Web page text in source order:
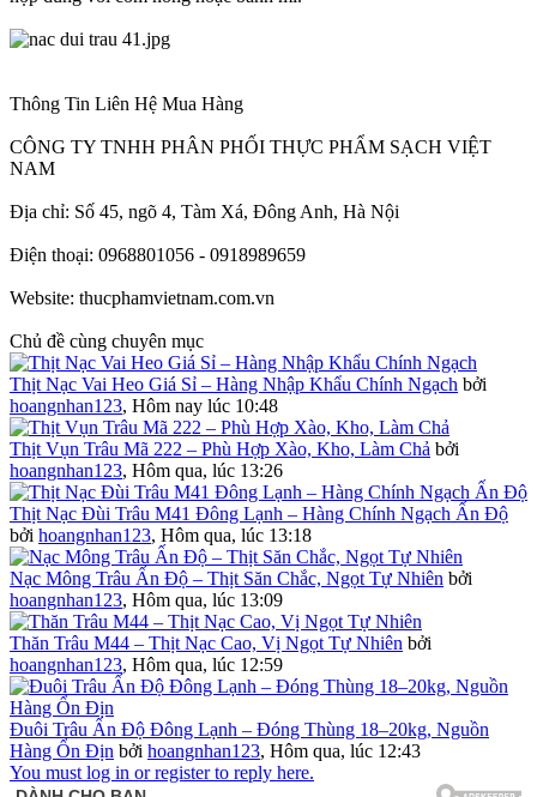
Thông Tin Liên Hệ Mua Hàng
CÔNG TY TNHH PHÂN PHỐI THỰC PHẨM SẠCH VIỆT
NAM
Địa chỉ: Số 45, ngõ 4, Tàm Xá, Đông Anh, Hà Nội
Điện thoại: 0968801056 - 0918989659
Website: thucphamvietnam.com.vn
Chủ đề cùng chuyên mục
Thịt Nạc Vai Heo Giá Sỉ – Hàng Nhập Khẩu Chính Ngạch bởi
hoangnhan123, Hôm nay lúc 10:48
Thịt Vụn Trâu Mã 222 – Phù Hợp Xào, Kho, Làm Chả bởi
hoangnhan123, Hôm qua, lúc 13:26
Thịt Nạc Đùi Trâu M41 Đông Lạnh – Hàng Chính Ngạch Ấn Độ
bởi hoangnhan123, Hôm qua, lúc 13:18
Nạc Mông Trâu Ấn Độ – Thịt Săn Chắc, Ngọt Tự Nhiên bởi
hoangnhan123, Hôm qua, lúc 13:09
Thăn Trâu M44 – Thịt Nạc Cao, Vị Ngọt Tự Nhiên bởi
hoangnhan123, Hôm qua, lúc 12:59
Đuôi Trâu Ấn Độ Đông Lạnh – Đóng Thùng 18–20kg, Nguồn
Hàng Ổn Địn bởi hoangnhan123, Hôm qua, lúc 12:43
You must log in or register to reply here.